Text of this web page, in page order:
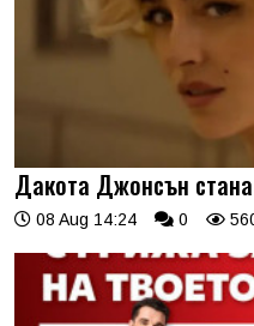
Дакота Джонсън
08 Aug 14:24 0